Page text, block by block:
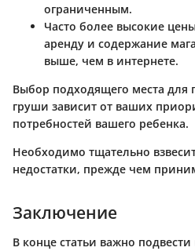
ограниченным.
Часто более высокие
аренду и содержание
выше, чем в интернете.
Выбор подходящего места для
груши зависит от ваших
потребностей вашего ребенка.
Необходимо тщательно
недостатки, прежде чем
Заключение
В конце статьи важно